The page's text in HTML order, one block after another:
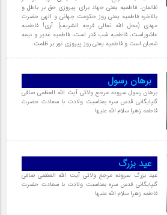
ظالمان، فاطمیه یعنی جهاد برای پیروزی حق بر باطل و
بالاخره فاطمیه یعنی روز حکومت جهانی و الهی حضرت
مهدی (عجل الله تعالی فرجه الشریف). آری! فاطمیه
عاشوراست، فاطمیه شب قدر است، فاطمیه غدیر و نیمه
شعبان است و فاطمیه یعنی روز پیروزی نور بر ظلمت.
برهان رسول
برهان رسول سروده مرجع ولائی آیت الله العظمی صافی
گلپایگانی قدس سره بمناسبت ولادت با سعادت حضرت
فاطمه زهرا سلام الله علیها
عید بزرگ
عید بزرگ سروده مرجع ولائی آیت الله العظمی صافی
گلپایگانی قدس سره بمناسبت ولادت با سعادت حضرت
فاطمه زهرا سلام الله علیها